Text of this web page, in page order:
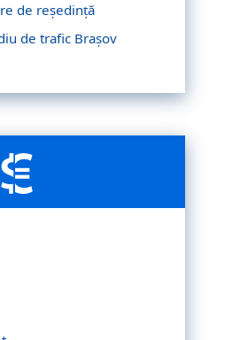
de reședință
de trafic Brașov